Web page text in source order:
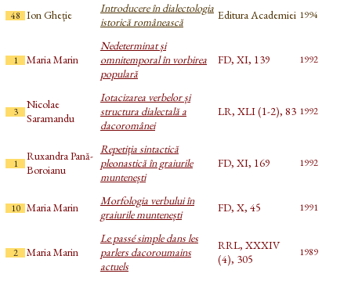
48 Ion Gheție
Introducere în dialectologia
istorică românească
Editura Academiei 1994
1 Maria Marin
Nedeterminat și
omnitemporal în vorbirea
populară
FD, XI, 139 1992
3
Nicolae
Saramandu
Iotacizarea verbelor și
structura dialectală a
dacoromânei
LR, XLI (1-2), 83 1992
1
Ruxandra Pană-
Boroianu
Repetiția sintactică
pleonastică în graiurile
muntenești
FD, XI, 169 1992
10 Maria Marin
Morfologia verbului în
graiurile muntenești
FD, X, 45 1991
2 Maria Marin
Le passé simple dans les
parlers dacoroumains
actuels
RRL, XXXIV
(4), 305
1989